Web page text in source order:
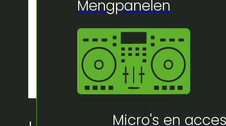
Mengpanelen
Micro's en